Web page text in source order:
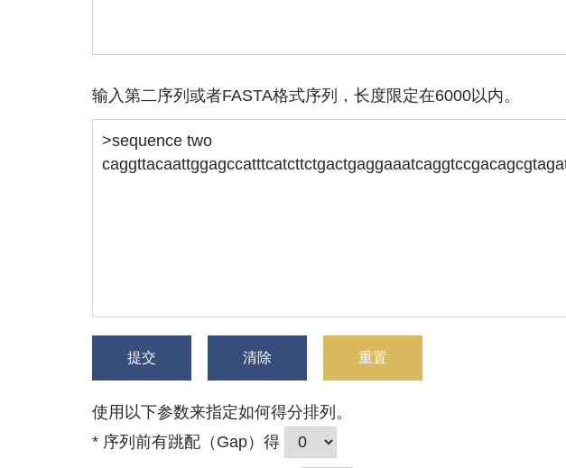
输入第二序列或者FASTA格式序列，长度限定在6000以内。
使用以下参数来指定如何得分排列。
* 序列前有跳配（Gap）得